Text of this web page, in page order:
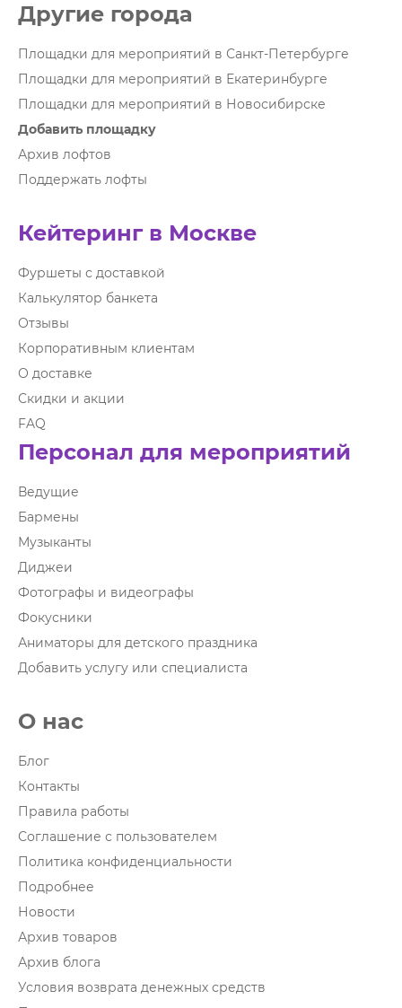
Другие города
Площадки для мероприятий в Санкт-Петербурге
Площадки для мероприятий в Екатеринбурге
Площадки для мероприятий в Новосибирске
Добавить площадку
Архив лофтов
Поддержать лофты
Кейтеринг в Москве
Фуршеты с доставкой
Калькулятор банкета
Отзывы
Корпоративным клиентам
О доставке
Скидки и акции
FAQ
Персонал для мероприятий
Ведущие
Бармены
Музыканты
Диджеи
Фотографы и видеографы
Фокусники
Аниматоры для детского праздника
Добавить услугу или специалиста
О нас
Блог
Контакты
Правила работы
Соглашение с пользователем
Политика конфиденциальности
Подробнее
Новости
Архив товаров
Архив блога
Условия возврата денежных средств